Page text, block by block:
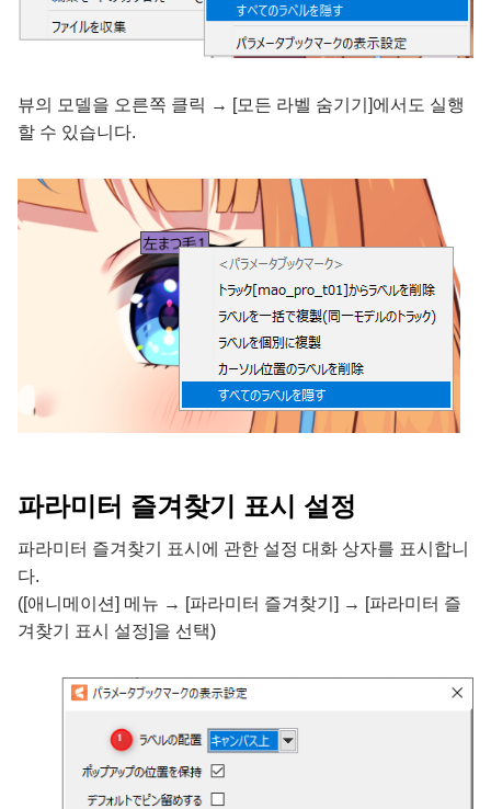
뷰의 모델을 오른쪽 클릭 → [모든 라벨 숨기기]에서도 실행
할 수 있습니다.
파라미터 즐겨찾기 표시 설정
파라미터 즐겨찾기 표시에 관한 설정 대화 상자를 표시합니
다.
([애니메이션] 메뉴 → [파라미터 즐겨찾기] → [파라미터 즐
겨찾기 표시 설정]을 선택)